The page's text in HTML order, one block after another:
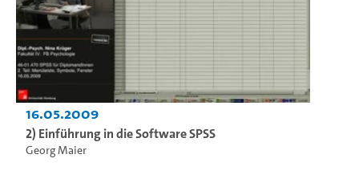
16.05.2009
2) Einführung in die Software SPSS
Georg Maier